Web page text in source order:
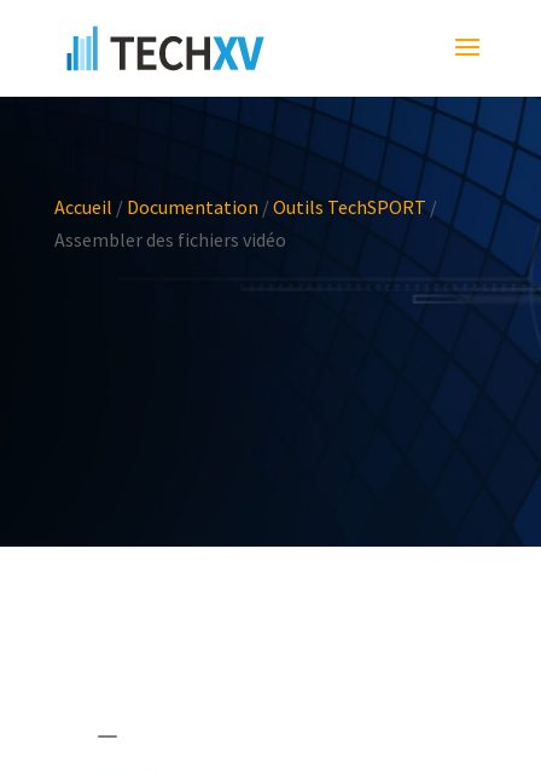
Accueil / Documentation / Outils TechSPORT/
Assembler des fichiers vidéo